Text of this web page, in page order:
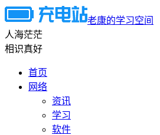
老康的学习空间
人海茫茫
相识真好
首页
网络
资讯
学习
软件